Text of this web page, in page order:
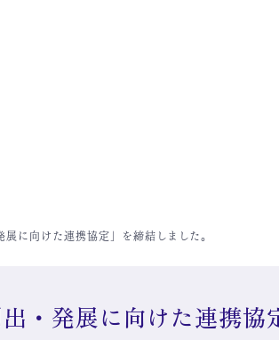
展に向けた連携協定」を締結しました。
・発展に向けた連携協